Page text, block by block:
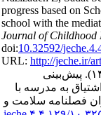
progress based on
school with the
Journal of
doi:10.32592/
URL:http://jeche.ir/
پیش‌بینی
به مدرسه با
فصلنامه سلامت و